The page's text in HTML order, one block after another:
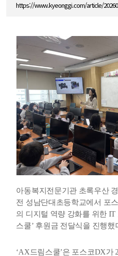
https://www.kyeonggi.com/article/
아동복지전문기관 초록우산
전 성남단대초등학교에서 포
의 디지털 역량 강화를 위한
스쿨’ 후원금 전달식을 진행했
‘AX드림스쿨’은 포스코DX가